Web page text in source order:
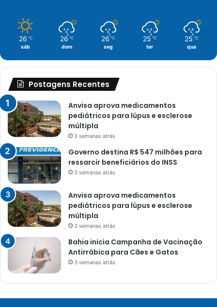
26 ℃
sáb
26 ℃
dom
26 ℃
seg
25 ℃
ter
25 ℃
qua
Postagens Recentes
Anvisa aprova medicamentos
pediátricos para lúpus e esclerose
múltipla
3 semanas atrás
Governo destina R$ 547 milhões para
ressarcir beneficiários do INSS
3 semanas atrás
Anvisa aprova medicamentos
pediátricos para lúpus e esclerose
múltipla
3 semanas atrás
Bahia inicia Campanha de Vacinação
Antirrábica para Cães e Gatos
3 semanas atrás